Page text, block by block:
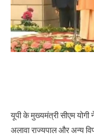
यूपी के मुख्यमंत्री सीएम
अलावा राज्यपाल और अन्य